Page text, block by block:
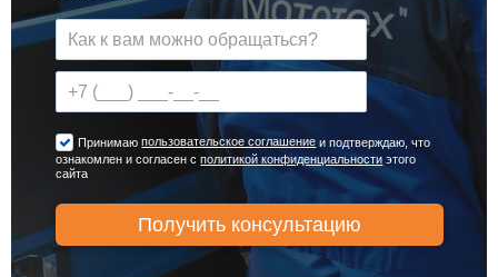
Принимаюпользовательское соглашение и подтверждаю, что
ознакомлен и согласен сполитикой конфиденциальности этого
сайта